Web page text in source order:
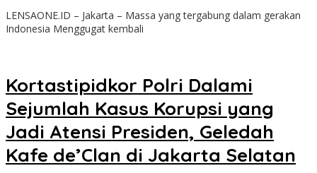
LENSAONE.ID – Jakarta – Massa yang tergabung dalam gerakan
Indonesia Menggugat kembali
Kortastipidkor Polri Dalami
Sejumlah Kasus Korupsi yang
Jadi Atensi Presiden, Geledah
Kafe de’Clan di Jakarta Selatan